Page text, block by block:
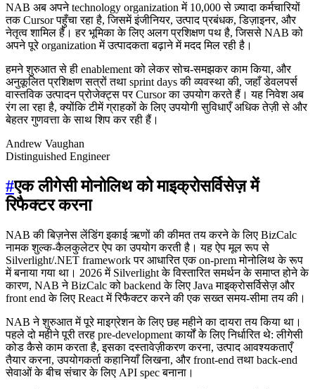
NAB अब अपने technology organization में 10,000 से ज़्यादा कर्मचारियों
तक Cursor पहुँचा रहा है, जिसमें इंजीनियर, उत्पाद प्रबंधक, डिज़ाइनर, और
नेतृत्व शामिल हैं। हर भूमिका के लिए अलग प्रशिक्षण पथ है, जिससे NAB को
अपने पूरे organization में उत्पादकता बढ़ाने में मदद मिल रही है।
हमने शुरुआत से ही enablement को लेकर सोच-समझकर काम किया, और
अनुकूलित प्रशिक्षण सत्रों तथा sprint days की व्यवस्था की, जहाँ डेवलपर्स
वास्तविक उत्पादन प्रोजेक्ट्स पर Cursor का उपयोग करते हैं। यह निवेश अब
रंग ला रहा है, क्योंकि टीमें ग्राहकों के लिए उपयोगी सुविधाएँ अधिक तेज़ी से और
बेहतर गुणवत्ता के साथ शिप कर रही हैं।
Andrew Vaughan
Distinguished Engineer
#एक लीगेसी मोनोलिथ को माइक्रोसर्विसेज़ में
रिफैक्टर करना
NAB की बिज़नेस लेंडिंग इकाई ऋणों की कीमत तय करने के लिए BizCalc
नामक शुल्क-कैलकुलेटर ऐप का उपयोग करती है। यह ऐप मूल रूप से
Silverlight/.NET framework पर आधारित एक on-prem मोनोलिथ के रूप
में बनाया गया था। 2026 में Silverlight के विस्तारित समर्थन के समाप्त होने के
कारण, NAB ने BizCalc को backend के लिए Java माइक्रोसर्विसेज़ और
front end के लिए React में रिफैक्टर करने की एक सख्त समय-सीमा तय की।
NAB ने शुरुआत में पूरे माइग्रेशन के लिए छह महीने का दायरा तय किया था।
पहले दो महीने पूरी तरह pre-development कार्यों के लिए निर्धारित थे: लीगेसी
कोड कैसे काम करता है, इसका दस्तावेज़ीकरण करना, उत्पाद आवश्यकताएँ
तैयार करना, उपयोगकर्ता कहानियाँ लिखना, और front-end तथा back-end
सेवाओं के बीच संचार के लिए API spec बनाना।